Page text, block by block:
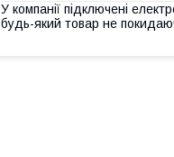
У компанії підключені
будь-який товар не